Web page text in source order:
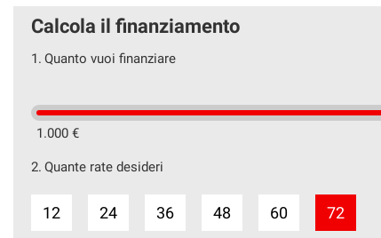
BLUETOOTH
VOLANTE MULTIFUNZIONE + CRUISE CONTROL
VISITA IL NOSTRO SITO INTERNET
TROVERAI TUTTE LE NOSTRE PROPOSTE
D'OCCASIONE.
Calcola il finanziamento
1. Quanto vuoi finanziare
1.000 €
2. Quante rate desideri
12 24 36 48 60 72